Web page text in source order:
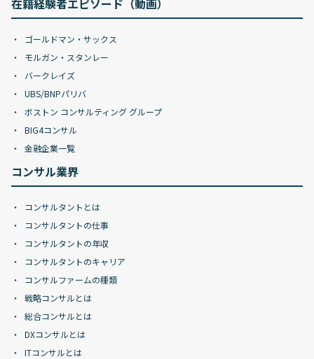
在籍経験者エピソード（動画）
ゴールドマン・サックス
モルガン・スタンレー
バークレイズ
UBS/BNPパリバ
ボストン コンサルティング グループ
BIG4コンサル
金融企業一覧
コンサル業界
コンサルタントとは
コンサルタントの仕事
コンサルタントの年収
コンサルタントのキャリア
コンサルファームの種類
戦略コンサルとは
総合コンサルとは
DXコンサルとは
ITコンサルとは